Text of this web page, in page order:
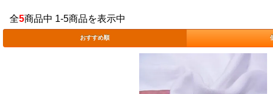
全5商品中 1-5商品を表示中
おすすめ順